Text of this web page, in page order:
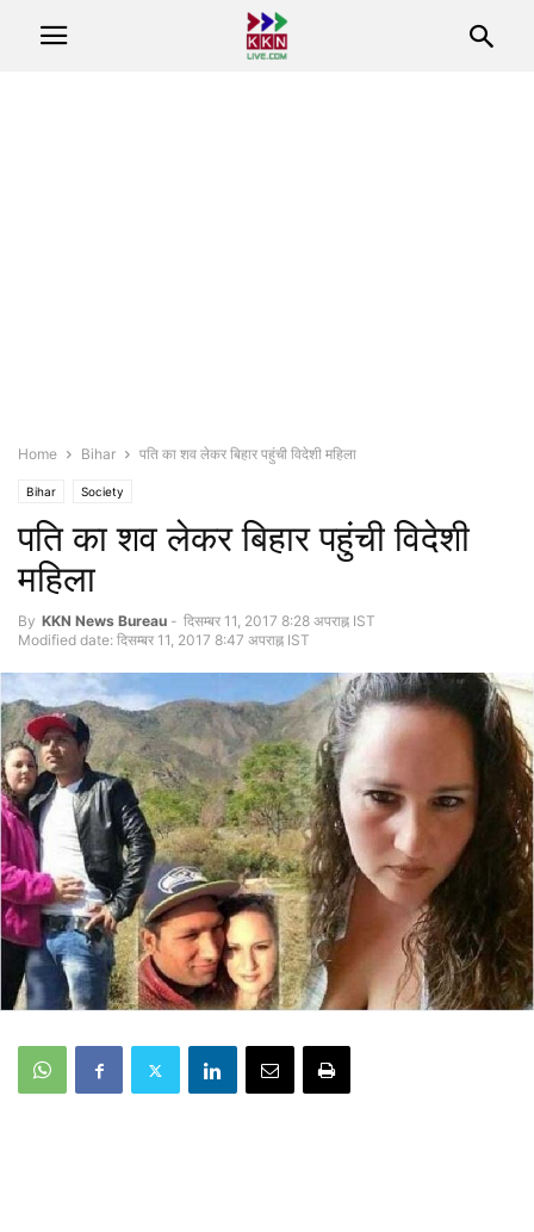
Home Bihar पति का शव लेकर बिहार पहुंची विदेशी महिला
Bihar Society
पति का शव लेकर बिहार पहुंची विदेशी
महिला
By KKN News Bureau - दिसम्बर 11, 2017 8:28 अपराह्न IST
Modified date: दिसम्बर 11, 2017 8:47 अपराह्न IST